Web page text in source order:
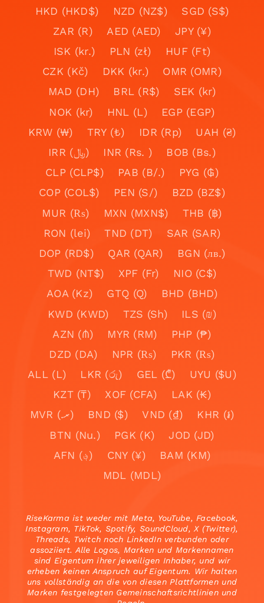
HKD (HKD$)
NZD (NZ$)
SGD (S$)
ZAR (R)
AED (AED)
JPY (¥)
ISK (kr.)
PLN (zł)
HUF (Ft)
CZK (Kč)
DKK (kr.)
OMR (OMR)
MAD (DH)
BRL (R$)
SEK (kr)
NOK (kr)
HNL (L)
EGP (EGP)
KRW (₩)
TRY (₺) IDR (Rp)
UAH (₴)
IRR (﷼)
INR (Rs. )
BOB (Bs.)
CLP (CLP$)
PAB (B/.)
PYG (₲)
COP (COL$)
PEN (S/)
BZD (BZ$)
MUR (₨)
MXN (MXN$)
THB (฿)
RON (lei)
TND (DT)
SAR (SAR)
DOP (RD$)
QAR (QAR)
BGN (лв.)
TWD (NT$)
XPF (Fr)
NIO (C$)
AOA (Kz)
GTQ (Q)
BHD (BHD)
KWD (KWD)
TZS (Sh)
ILS (₪)
AZN (₼)
MYR (RM)
PHP (₱)
DZD (DA)
NPR (₨)
PKR (₨)
ALL (L)
LKR (රු) GEL (₾)
UYU ($U)
KZT (₸)
XOF (CFA)
LAK (₭)
MVR (.ރ)
BND ($) VND (₫)
KHR (៛)
BTN (Nu.)
PGK (K)
JOD (JD)
AFN (؋)
CNY (¥)
BAM (KM)
MDL (MDL)
RiseKarma ist weder mit Meta, YouTube, Facebook,
Instagram, TikTok, Spotify, SoundCloud, X (Twitter),
Threads, Twitch noch LinkedIn verbunden oder
assoziiert. Alle Logos, Marken und Markennamen
sind Eigentum ihrer jeweiligen Inhaber, und wir
erheben keinen Anspruch auf Eigentum. Wir halten
uns vollständig an die von diesen Plattformen und
Marken festgelegten Gemeinschaftsrichtlinien und